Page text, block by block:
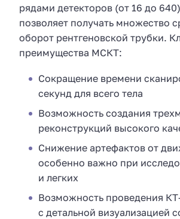
рядами детекторов (от 16 до
позволяет получать множество
оборот рентгеновской трубки.
преимущества МСКТ:
Сокращение времени
секунд для всего тела
Возможность создания
реконструкций высокого
Снижение артефактов от
особенно важно при
и легких
Возможность проведения
с детальной визуализацией